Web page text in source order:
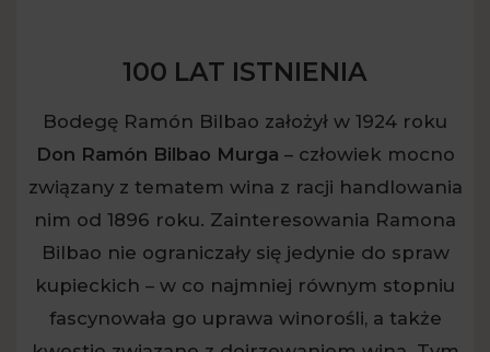
100 LAT ISTNIENIA
Bodegę Ramón Bilbao założył w 1924 roku
Don Ramón Bilbao Murga – człowiek mocno
związany z tematem wina z racji handlowania
nim od 1896 roku. Zainteresowania Ramona
Bilbao nie ograniczały się jedynie do spraw
kupieckich – w co najmniej równym stopniu
fascynowała go uprawa winorośli, a także